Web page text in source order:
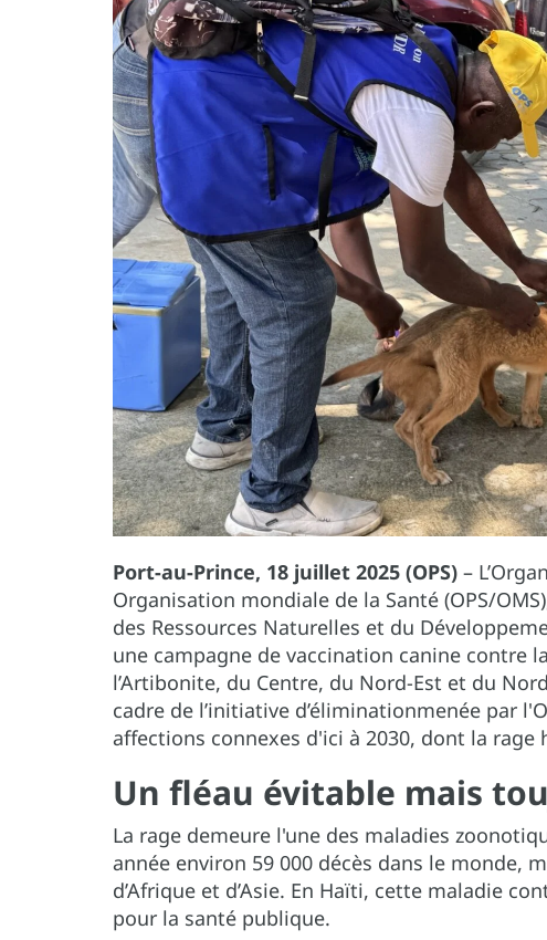
Port-au-Prince, 18 juillet 2025 (OPS) –
Organisation mondiale de la Santé (OPS/
des Ressources Naturelles et du
une campagne de vaccination canine contre
l’Artibonite, du Centre, du Nord-Est et du
cadre de l’initiative d’éliminationmenée par
affections connexes d'ici à 2030, dont la
Un fléau évitable mais
La rage demeure l'une des maladies
année environ 59 000 décès dans le monde,
d’Afrique et d’Asie. En Haïti, cette maladie
pour la santé publique.